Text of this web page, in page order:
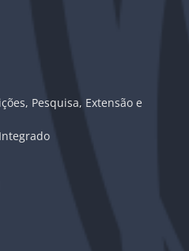
Pesquisa, Extensão e